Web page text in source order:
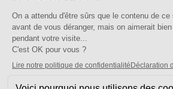
On vous accompagne
Une question ?
Pourquoi adhérer ?